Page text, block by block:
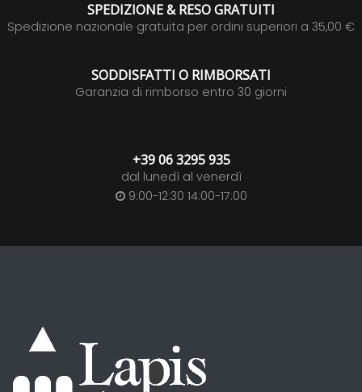
SPEDIZIONE & RESO GRATUITI
Spedizione nazionale gratuita per ordini superiori a 35,00 €
SODDISFATTI O RIMBORSATI
Garanzia di rimborso entro 30 giorni
+39 06 3295 935
dal lunedì al venerdì
9:00-12:30 14:00-17:00